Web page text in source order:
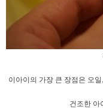
이아이의 가장 큰 장점은 오
건조한 아